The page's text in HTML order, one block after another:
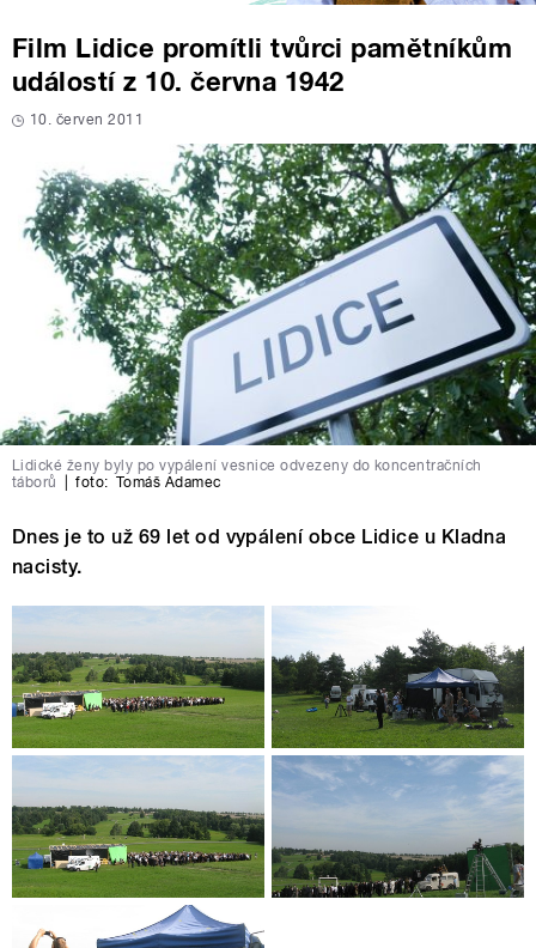
Film Lidice promítli tvůrci pamětníkům
událostí z 10. června 1942
10. červen 2011
Lidické ženy byly po vypálení vesnice odvezeny do koncentračních
táborů
foto: Tomáš Adamec
Dnes je to už 69 let od vypálení obce Lidice u Kladna
nacisty.